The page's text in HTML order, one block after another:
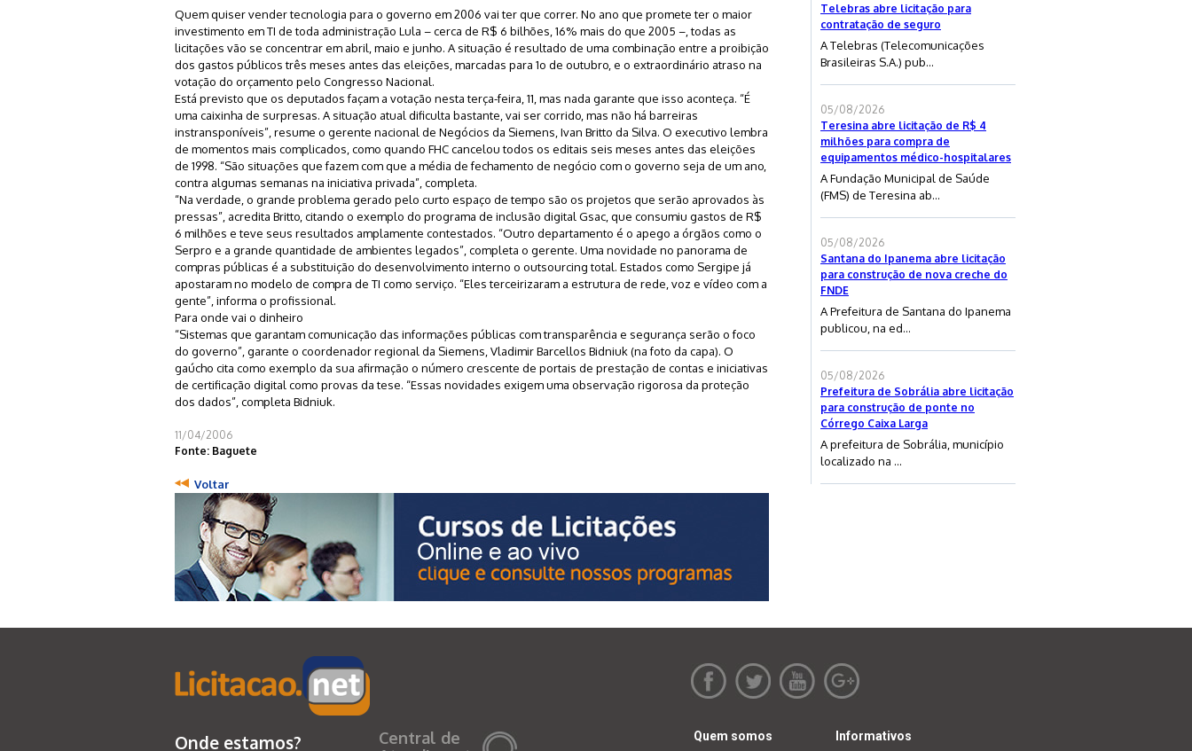
Quem quiser vender tecnologia para o governo em 2006 vai ter que correr. No ano que promete ter o maior
investimento em TI de toda administração Lula – cerca de R$ 6 bilhões, 16% mais do que 2005 –, todas as
licitações vão se concentrar em abril, maio e junho. A situação é resultado de uma combinação entre a proibição
dos gastos públicos três meses antes das eleições, marcadas para 1o de outubro, e o extraordinário atraso na
votação do orçamento pelo Congresso Nacional.
Está previsto que os deputados façam a votação nesta terça-feira, 11, mas nada garante que isso aconteça. “É
uma caixinha de surpresas. A situação atual dificulta bastante, vai ser corrido, mas não há barreiras
instransponíveis”, resume o gerente nacional de Negócios da Siemens, Ivan Britto da Silva. O executivo lembra
de momentos mais complicados, como quando FHC cancelou todos os editais seis meses antes das eleições
de 1998. “São situações que fazem com que a média de fechamento de negócio com o governo seja de um ano,
contra algumas semanas na iniciativa privada”, completa.
“Na verdade, o grande problema gerado pelo curto espaço de tempo são os projetos que serão aprovados às
pressas”, acredita Britto, citando o exemplo do programa de inclusão digital Gsac, que consumiu gastos de R$
6 milhões e teve seus resultados amplamente contestados. “Outro departamento é o apego a órgãos como o
Serpro e a grande quantidade de ambientes legados”, completa o gerente. Uma novidade no panorama de
compras públicas é a substituição do desenvolvimento interno o outsourcing total. Estados como Sergipe já
apostaram no modelo de compra de TI como serviço. “Eles terceirizaram a estrutura de rede, voz e vídeo com a
gente”, informa o profissional.
Para onde vai o dinheiro
“Sistemas que garantam comunicação das informações públicas com transparência e segurança serão o foco
do governo”, garante o coordenador regional da Siemens, Vladimir Barcellos Bidniuk (na foto da capa). O
gaúcho cita como exemplo da sua afirmação o número crescente de portais de prestação de contas e iniciativas
de certificação digital como provas da tese. “Essas novidades exigem uma observação rigorosa da proteção
dos dados”, completa Bidniuk.
11/04/2006
Fonte: Baguete
Voltar
Telebras abre licitação para
contratação de seguro
A Telebras (Telecomunicações
Brasileiras S.A.) pub...
05/08/2026
Teresina abre licitação de R$ 4
milhões para compra de
equipamentos médico-hospitalares
A Fundação Municipal de Saúde
(FMS) de Teresina ab...
05/08/2026
Santana do Ipanema abre licitação
para construção de nova creche do
FNDE
A Prefeitura de Santana do Ipanema
publicou, na ed...
05/08/2026
Prefeitura de Sobrália abre licitação
para construção de ponte no
Córrego Caixa Larga
A prefeitura de Sobrália, município
localizado na ...
Onde estamos?
Central de
Quem somos Informativos